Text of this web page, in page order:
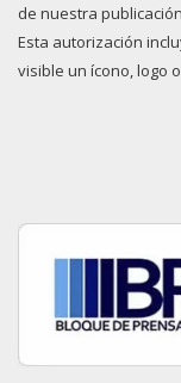
de nuestra
Esta autorización
visible un ícono, logo